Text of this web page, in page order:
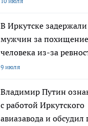
В Иркутске
мужчин за похищение
человека из-за
9 июля
Владимир Путин
с работой Иркутского
авиазавода и обсудил